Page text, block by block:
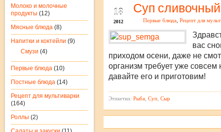
Молоко и молочные
продукты (12)
Мясные блюда (8)
Напитки и коктейли (9)
Смузи (4)
Первые блюда (10)
Постные блюда (14)
Рецепт для мультиварки
(164)
Роллы (2)
18
2012
Суп сливочный
Первые блюда Рецепт для
вас
приходом осени, даже не
организм требует уже совсем
давайте его и приготовим!
Этикетки: Рыба Суп Сыр